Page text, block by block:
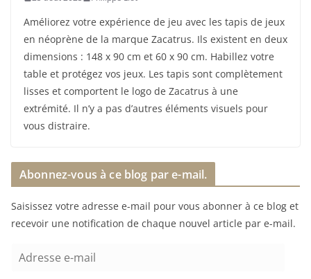
Améliorez votre expérience de jeu avec les tapis de jeux
en néoprène de la marque Zacatrus. Ils existent en deux
dimensions : 148 x 90 cm et 60 x 90 cm. Habillez votre
table et protégez vos jeux. Les tapis sont complètement
lisses et comportent le logo de Zacatrus à une
extrémité. Il n’y a pas d’autres éléments visuels pour
vous distraire.
Abonnez-vous à ce blog par e-mail.
Saisissez votre adresse e-mail pour vous abonner à ce blog et
recevoir une notification de chaque nouvel article par e-mail.